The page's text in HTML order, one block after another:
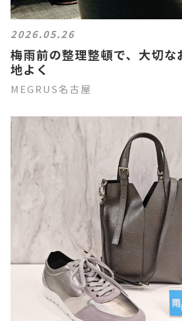
2026.05.26
梅雨前の整理整頓で、大切な
地よく
MEGRUS名古屋